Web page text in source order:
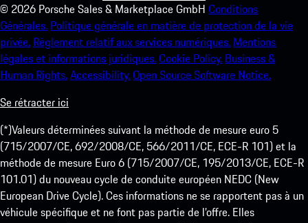
© 2026 Porsche Sales & Marketplace GmbH Conditions
Générales. Politique générale en matière de protection de la vie
privée. Règlement relatif aux services numériques. Mentions
légales et informations juridiques.Cookie Policy. Business &
Human Rights.Accessibility.Open Source Software Notice.
Se rétracter ici
(*)Valeurs déterminées suivant la méthode de mesure euro 5
(715/2007/CE, 692/2008/CE, 566/2011/CE, ECE-R 101) et la
méthode de mesure Euro 6 (715/2007/CE, 195/2013/CE, ECE-R
101.01) du nouveau cycle de conduite européen NEDC (New
European Drive Cycle). Ces informations ne se rapportent pas à un
véhicule spécifique et ne font pas partie de l’offre. Elles